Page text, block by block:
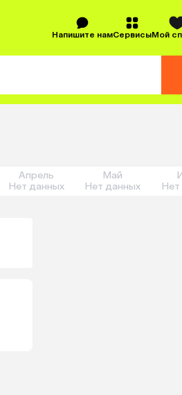
Напишите намСервисыМой
Апрель
Нет данных
Май
Нет данных
Нет